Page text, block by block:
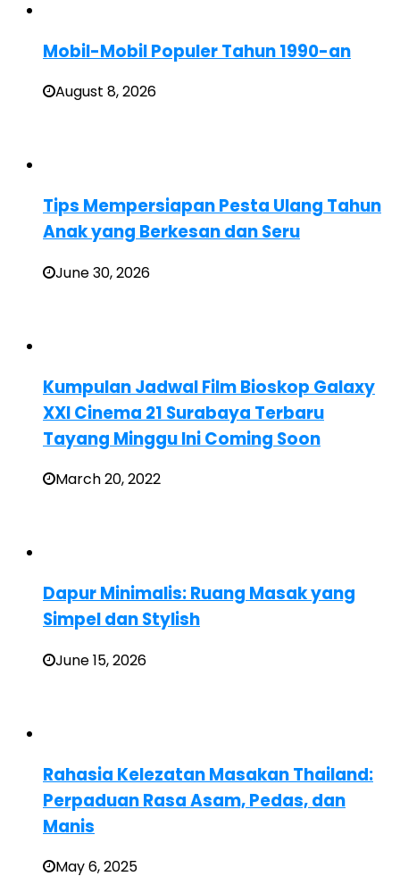
Mobil-Mobil Populer Tahun 1990-an
August 8, 2026
Tips Mempersiapan Pesta Ulang Tahun
Anak yang Berkesan dan Seru
June 30, 2026
Kumpulan Jadwal Film Bioskop Galaxy
XXI Cinema 21 Surabaya Terbaru
Tayang Minggu Ini Coming Soon
March 20, 2022
Dapur Minimalis: Ruang Masak yang
Simpel dan Stylish
June 15, 2026
Rahasia Kelezatan Masakan Thailand:
Perpaduan Rasa Asam, Pedas, dan
Manis
May 6, 2025